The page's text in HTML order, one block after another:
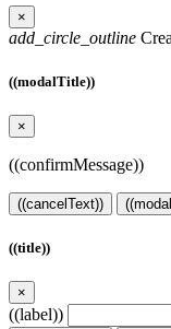
×
add_circle_outline
((modalTitle))
×
((confirmMessage))
((cancelText))
((title))
×
((label))